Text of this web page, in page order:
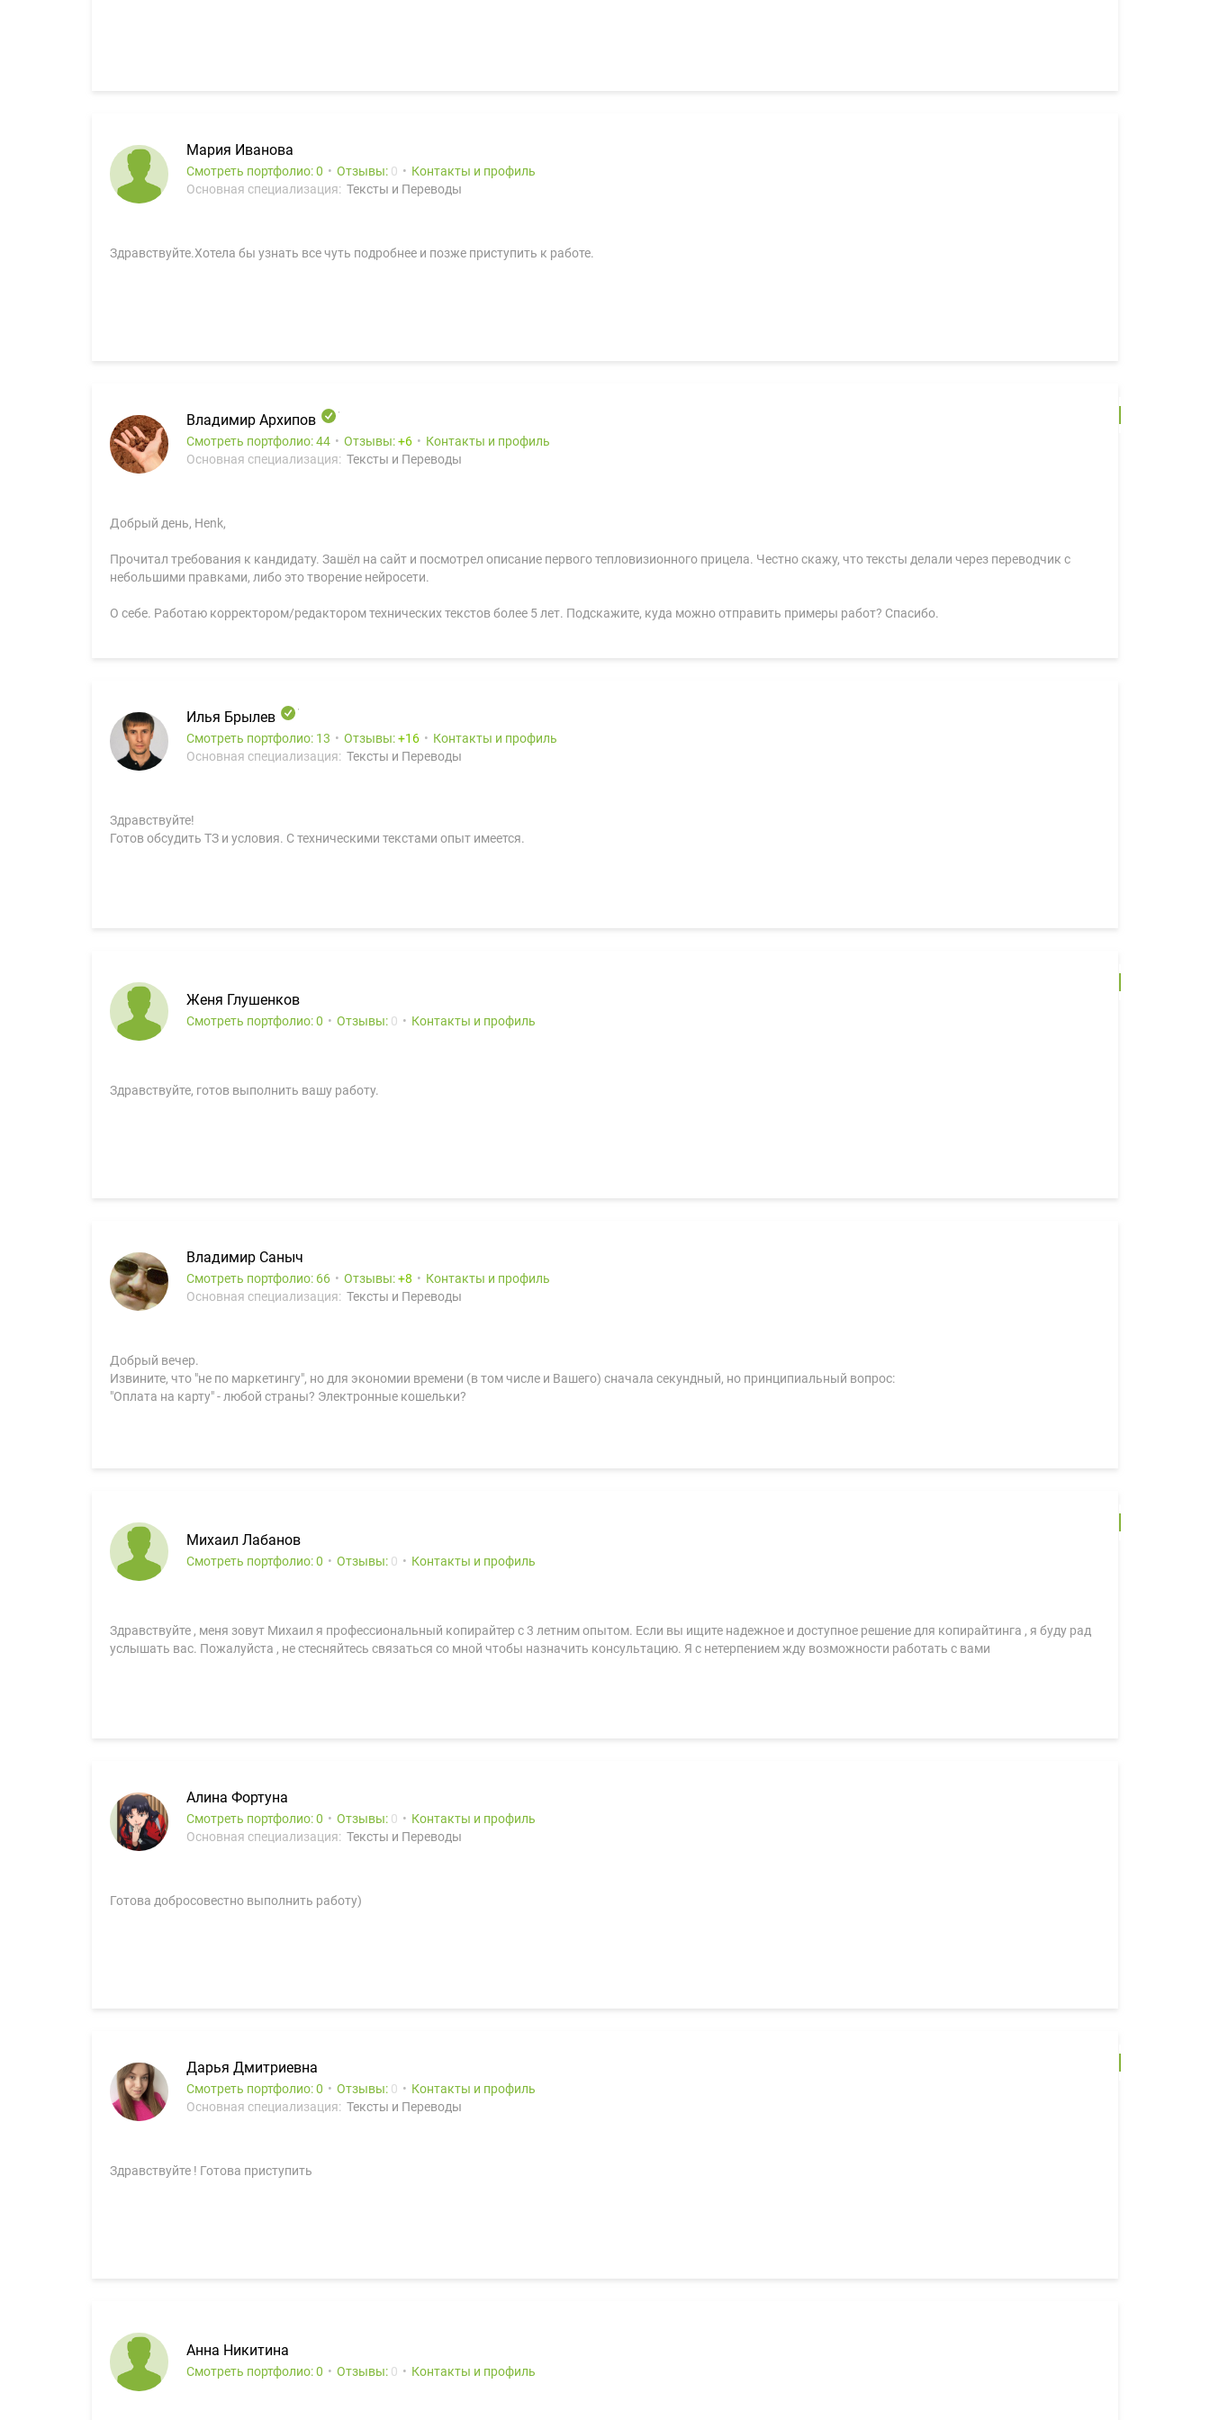
Мария Иванова
Смотреть портфолио: 0 Отзывы: 0
Контакты и профиль
Основная специализация: Тексты и Переводы
Здравствуйте.Хотела бы узнать все чуть подробнее и позже приступить к работе.
Владимир Архипов
Смотреть портфолио: 44 Отзывы: 6
Контакты и профиль
Основная специализация: Тексты и Переводы
Добрый день, Henk,
Прочитал требования к кандидату. Зашёл на сайт и посмотрел описание первого тепловизионного прицела. Честно скажу, что тексты делали через переводчик с
небольшими правками, либо это творение нейросети.
О себе. Работаю корректором/редактором технических текстов более 5 лет. Подскажите, куда можно отправить примеры работ? Спасибо.
Илья Брылев
Смотреть портфолио: 13 Отзывы: 16
Контакты и профиль
Основная специализация: Тексты и Переводы
Здравствуйте!
Готов обсудить ТЗ и условия. С техническими текстами опыт имеется.
Женя Глушенков
Смотреть портфолио: 0 Отзывы: 0 Контакты и профиль
Здравствуйте, готов выполнить вашу работу.
Владимир Саныч
Смотреть портфолио: 66 Отзывы: 8
Контакты и профиль
Основная специализация: Тексты и Переводы
Добрый вечер.
Извините, что "не по маркетингу", но для экономии времени (в том числе и Вашего) сначала секундный, но принципиальный вопрос:
"Оплата на карту" - любой страны? Электронные кошельки?
Михаил Лабанов
Смотреть портфолио: 0 Отзывы: 0 Контакты и профиль
Здравствуйте , меня зовут Михаил я профессиональный копирайтер с 3 летним опытом. Если вы ищите надежное и доступное решение для копирайтинга , я буду рад
услышать вас. Пожалуйста , не стесняйтесь связаться со мной чтобы назначить консультацию. Я с нетерпением жду возможности работать с вами
Алина Фортуна
Смотреть портфолио: 0 Отзывы: 0
Контакты и профиль
Основная специализация: Тексты и Переводы
Готова добросовестно выполнить работу)
Дарья Дмитриевна
Смотреть портфолио: 0 Отзывы: 0
Контакты и профиль
Основная специализация: Тексты и Переводы
Здравствуйте ! Готова приступить
Анна Никитина
Смотреть портфолио: 0 Отзывы: 0 Контакты и профиль